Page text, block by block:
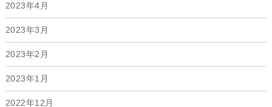
2023年4月
2023年3月
2023年2月
2023年1月
2022年12月